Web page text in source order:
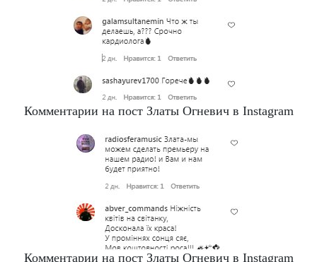
Комментарии на пост Златы Огневич в Instagram
Комментарии на пост Златы Огневич в Instagram